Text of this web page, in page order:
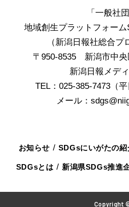
「一般社
地域創生プラットフォー
（新潟日報社総合プ
〒950-8535 新潟市中
新潟日報メデ
TEL：025-385-7473（平
メール：
お知らせ SDGsにいがたの紹
SDGsとは 新潟県SDGs推進
Copyright